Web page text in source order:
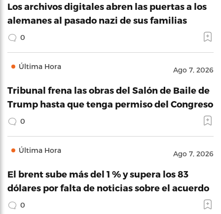
Los archivos digitales abren las puertas a los
alemanes al pasado nazi de sus familias
0
Última Hora Ago 7, 2026
Tribunal frena las obras del Salón de Baile de
Trump hasta que tenga permiso del Congreso
0
Última Hora Ago 7, 2026
El brent sube más del 1 % y supera los 83
dólares por falta de noticias sobre el acuerdo
0